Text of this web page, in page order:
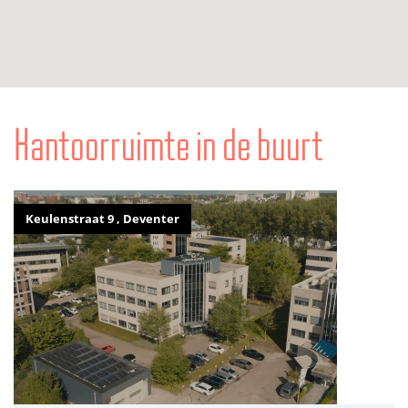
Kantoorruimte in de buurt
Keulenstraat 9 , Deventer